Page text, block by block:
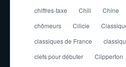
chiffres-taxe
Chili Chine
chômeurs
Cilicie
classiques de France
clefs pour débuter
Clipperton